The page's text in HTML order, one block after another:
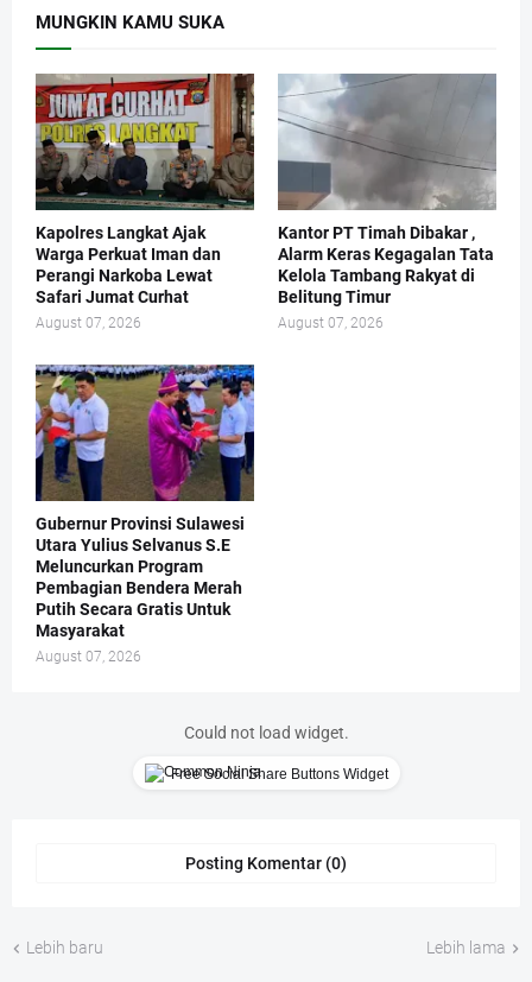
MUNGKIN KAMU SUKA
Kapolres Langkat Ajak
Warga Perkuat Iman dan
Perangi Narkoba Lewat
Safari Jumat Curhat
August 07, 2026
Kantor PT Timah Dibakar ,
Alarm Keras Kegagalan Tata
Kelola Tambang Rakyat di
Belitung Timur
August 07, 2026
Gubernur Provinsi Sulawesi
Utara Yulius Selvanus S.E
Meluncurkan Program
Pembagian Bendera Merah
Putih Secara Gratis Untuk
Masyarakat
August 07, 2026
Could not load widget.
Free Social Share Buttons Widget
Posting Komentar (0)
Lebih baru Lebih lama